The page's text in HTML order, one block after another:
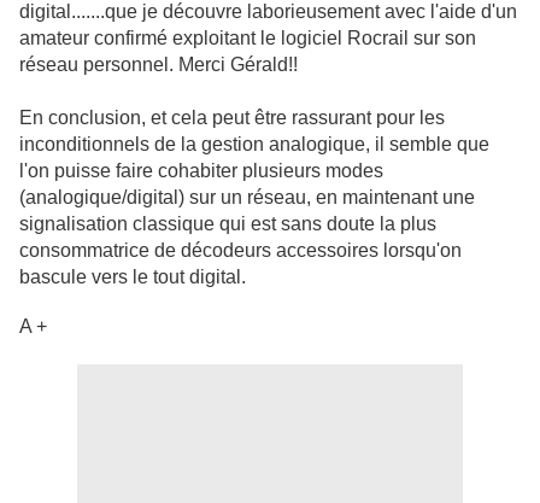
digital.......que je découvre laborieusement avec l'aide d'un
amateur confirmé exploitant le logiciel Rocrail sur son
réseau personnel. Merci Gérald!!
En conclusion, et cela peut être rassurant pour les
inconditionnels de la gestion analogique, il semble que
l'on puisse faire cohabiter plusieurs modes
(analogique/digital) sur un réseau, en maintenant une
signalisation classique qui est sans doute la plus
consommatrice de décodeurs accessoires lorsqu'on
bascule vers le tout digital.
A +